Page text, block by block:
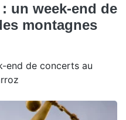
un week-end de
montagnes
end de concerts au